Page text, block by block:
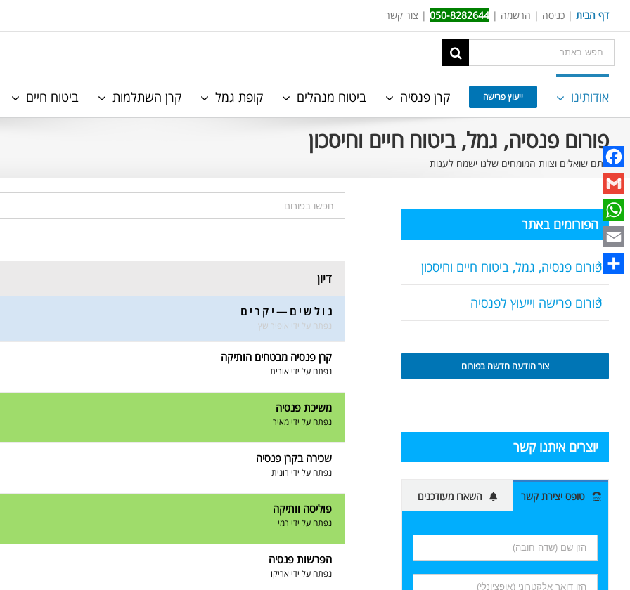
Skip
to
content
דף הבית | כניסה | הרשמה |
050-8282644
| צור קשר
תוצאות
החיפוש
עבור:
אודותינו ייעוץ פרישה קרן פנסיה ביטוח מנהלים קופת גמל קרן השתלמות ביטוח חיים
פורום פנסיה, גמל, ביטוח חיים וחיסכון
אתם שואלים וצוות המומחים שלנו ישמח לענות
דיון
ג ו ל ש י ם — י ק ר י ם
נפתח על ידי אופיר שץ
קרן פנסיה מבטחים הותיקה
נפתח על ידיאורית
משיכת פנסיה
נפתח על ידימאיר
שכירה בקרן פנסיה
נפתח על ידי רונית
פוליסה וותיקה
נפתח על ידי רמי
הפרשות פנסיה
נפתח על ידיאריקו
הפורומים באתר
פורום פנסיה, גמל, ביטוח חיים וחיסכון
פורום פרישה וייעוץ לפנסיה
צור הודעה חדשה בפורום
יוצרים איתנו קשר
טופס יצירת קשר השארו מעודכנים
Facebook
Gmail
WhatsApp
Email
Share